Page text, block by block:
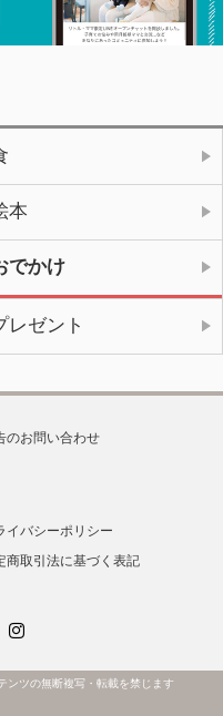
本
でかけ
レゼント
のお問い合わせ
イバシーポリシー
商取引法に基づく表記
ンツの無断複写・転載を禁じます